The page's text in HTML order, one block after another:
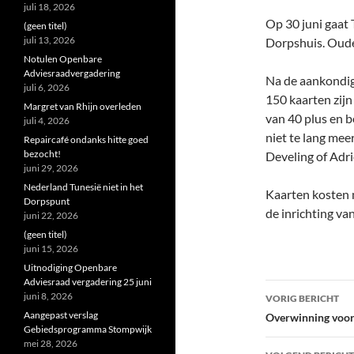
Op 30 juni gaat
Dorpshuis.
Na de
150 kaarten
van 40 plus en
niet te lang
Develing of
Kaarten kosten
de inrichting
Bericht
navigatie
VORIG BERICHT
Overwinning
juli 18, 2026
(geen titel)
juli 13, 2026
Notulen Openbare
Adviesraadvergadering
juli 6, 2026
Margret van Rhijn overleden
juli 4, 2026
Repaircafé ondanks hitte goed
bezocht!
juni 29, 2026
Nederland Tunesië niet in het
Dorpspunt
juni 22, 2026
(geen titel)
juni 15, 2026
Uitnodiging Openbare
Adviesraad vergadering 25 juni
juni 8, 2026
Aangepast verslag
Gebiedsprogramma Stompwijk
mei 28, 2026